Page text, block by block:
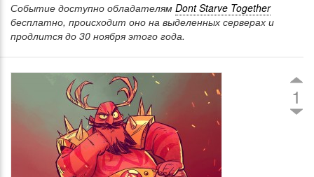
Событие доступно обладателям Dont Starve Together
бесплатно, происходит оно на выделенных серверах и
продлится до 30 ноября этого года.
1